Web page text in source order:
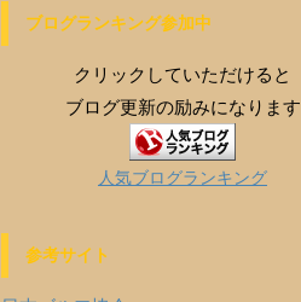
ブログランキング参加中
クリックしていただけると
ブログ更新の励みになります
人気ブログランキング
参考サイト